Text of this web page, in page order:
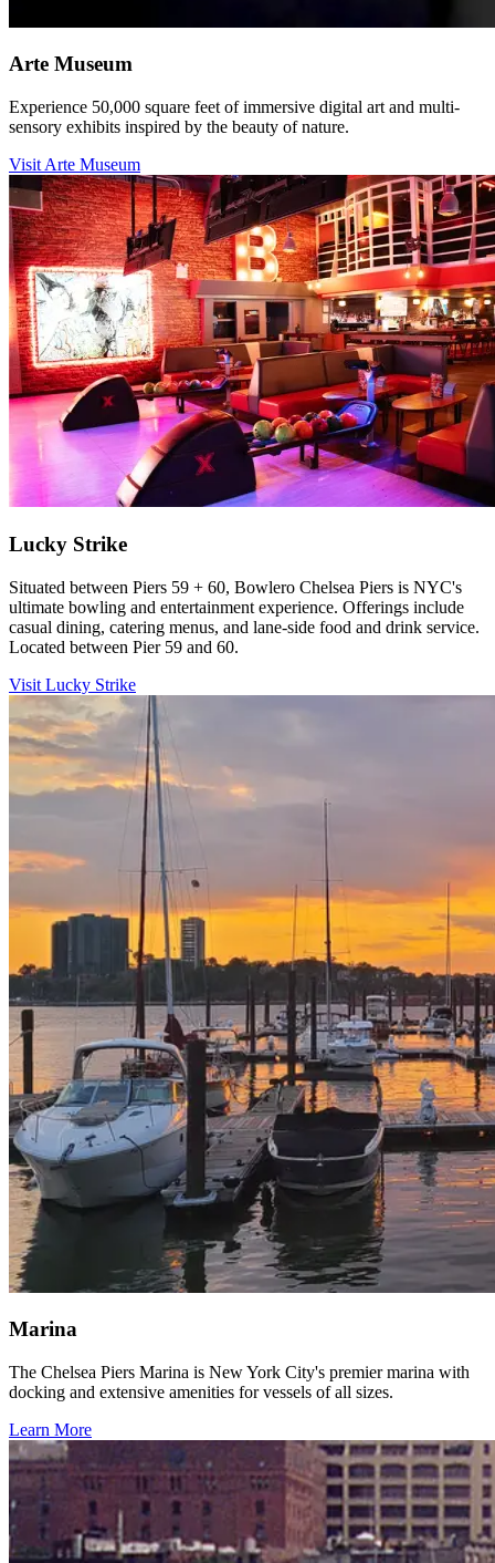
Arte Museum​​​​‌ ‍ ​‍​‍‌‍ ‌ ​‍‌‍‍‌‌‍‌ ‌‍‍‌‌‍ ‍​‍​‍​ ‍‍​‍​‍‌ ​ ‌‍​‌‌‍ ‍‌‍‍‌‌ ‌​‌ ‍‌​‍ ‍‌‍‍‌‌‍ ​‍​‍​‍ ​​‍​‍‌‍‍​‌ ​‍‌‍‌‌‌‍‌‍​‍​‍​ ‍‍​‍​‍‌‍‍​‌ ‌​‌ ‌​‌ ​​‌ ​ ​ ‍‍​‍ ​‍ ‌‍​ ‌‍‍​‌‍‌‌‌‍ ​‌ ​ ‌‍‌‌‌‍​‌‌ ​​‌‍‍‌‌‍‌‌‌ ​‍‌ ​ ​‍ ‍‌ ​ ‌‍​‌‌‍ ‍‌‍‍‌‌ ‌​‌ ‍‌​‍ ‍‌ ​ ‌ ‌​‌ ‌‌‌‍‌​‌‍‍‌‌‍ ​‍ ‌‍‍‌‌‍ ‍‌ ‌​‌‍‌‌‌‍ ‍‌ ‌​​‍ ‌‍‌‌‌‍‌​‌‍‍‌‌ ‌​​‍ ‌‍ ‌‌‍ ‌‍‌​‌‍‌‌​ ‌‌ ​​‌ ​‍‌‍‌‌‌ ​ ‌‍‌‌‌‍ ‍‌ ‌​‌‍​‌‌ ‌​‌‍‍‌‌‍ ‌‍ ‍​ ‍ ‌‍‍‌‌‍‌​​ ‌​ ​‍​ ‌‌‌‍​ ‌‍‌‌​ ‌​‌‍​‍‌‍​‍‌‍​‌​‍ ‌​ ‌​​ ​​‌‍​‍​ ‌‍​‍ ‌​ ‌​‌‍‌‍‌‍​‌​ ‍​​‍ ‌‌‍​‌‌‍​‌‌‍‌‌​ ‍‌​‍ ‌​ ‌​​ ‌‌​ ‌ ​ ‌‌​ ‍‌​ ‌‌​ ‍‌‌‍​ ‌‍​‍​ ‌ ‌‍‌​​ ​ ​ ‍ ‌ ‌​‌ ‍‌‌ ​​‌‍‌‌​ ‌‌ ​​‌‍​‌‌‍‌ ‌‍‌‌​ ‍ ‌ ​​‌‍​‌‌ ‌​‌‍‍​​ ‌‌ ​​‌‍​‌‌‍‌ ‌‍‌‌‌​​‍‌ ‌‌‌‍‍‌‌‍ ​‌‍‌​‌‍‌‌‌ ​‍​‍‌‌​ ‌‌‌​​‍‌‌ ‌‍‍ ‌‍‌‌‌ ‍‌​‍‌‌​ ​ ‌​‌​​‍‌‌​ ​ ‌​‌​​‍‌‌​ ​‍​ ​‍​ ‍​​ ​ ‌‍​‍‌‍​‌​ ‍​​ ​ ‌‍‌​​ ‌ ​ ‍​​ ‍​​ ‍​‌‍​‍​‍‌‌​ ​‍​ ​‍​‍‌‌​ ‌‌‌​‌​​‍ ‍‌‍​ ‌‍​‌‌ ​‍‌‍ ‌ ‌‌‌ ​ ‌‍‌‌‌‍ ​‌​‍‌‌ ‌​‌‍‌‌‌‍ ‌‌ ​ ​‍‌‌​ ‌‌‌​​‍‌‌ ‌‍‍ ‌‍‌‌‌ ‍‌​‍‌‌​ ​ ‌​‌​​‍‌‌​ ​ ‌​‌​​‍‌‌​ ​‍​ ​‍​ ​ ​ ​ ‌‍​‌‌‍‌​‌‍​‌​ ‌‍​ ​‌​ ‌​​ ‌ ​ ​‍​ ​‍​ ‌‌‌‍‌‍​ ‌‌​ ​ ​ ​‌​ ‌‍‌‍​‍​ ​‍‌‍‌‌‌‍​ ​ ​ ‌‍‌​​ ​​‌‍​‍​ ​‌‌‍‌‌‌‍‌​​ ​‍‌‍‌‍‌‍‌‍​ ​‍​‍‌‌​ ​‍​ ​‍​‍‌‌​ ‌‌‌​‌​​‍ ‍‌‍​ ‌‍​‌‌ ​‍‌‍‌​‌‌‌​‌‍‍‌‌ ‌​‌‍ ​‌‍‌‌​ ‌‍​‍‌‍​‌‌ ​ ‌‍‌‌‌‌‌‌‌ ​‍‌‍ ​​ ‌‌‍‍​‌ ‌​‌ ‌​‌ ​​‌ ​ ​‍‌‌​ ​ ‌​​‌​‍‌‌​ ​‍‌​‌‍​‍‌‌​ ​‍‌​‌‍‌‍​ ‌‍‍​‌‍‌‌‌‍ ​‌ ​ ‌‍‌‌‌‍​‌‌ ​​‌‍‍‌‌‍‌‌‌ ​‍‌ ​ ​‍ ‍‌ ​ ‌‍​‌‌‍ ‍‌‍‍‌‌ ‌​‌ ‍‌​‍ ‍‌ ​ ‌ ‌​‌ ‌‌‌‍‌​‌‍‍‌‌‍ ​‍‌‍‌‍‍‌‌‍‌​​ ‌​ ​‍​ ‌‌‌‍​ ‌‍‌‌​ ‌​‌‍​‍‌‍​‍‌‍​‌​‍ ‌​ ‌​​ ​​‌‍​‍​ ‌‍​‍ ‌​ ‌​‌‍‌‍‌‍​‌​ ‍​​‍ ‌‌‍​‌‌‍​‌‌‍‌‌​ ‍‌​‍ ‌​ ‌​​ ‌‌​ ‌ ​ ‌‌​ ‍‌​ ‌‌​ ‍‌‌‍​ ‌‍​‍​ ‌ ‌‍‌​​ ​ ​‍‌‍‌ ‌​‌ ‍‌‌ ​​‌‍‌‌​ ‌‌ ​​‌‍​‌‌‍‌ ‌‍‌‌​‍‌‍‌ ​​‌‍​‌‌ ‌​‌‍‍​​ ‌‌ ​​‌‍​‌‌‍‌ ‌‍‌‌‌​​‍‌ ‌‌‌‍‍‌‌‍ ​‌‍‌​‌‍‌‌‌ ​‍​‍‌‌​ ‌‌‌​​‍‌‌ ‌‍‍ ‌‍‌‌‌ ‍‌​‍‌‌​ ​ ‌​‌​​‍‌‌​ ​ ‌​‌​​‍‌‌​ ​‍​ ​‍​ ‍​​ ​ ‌‍​‍‌‍​‌​ ‍​​ ​ ‌‍‌​​ ‌ ​ ‍​​ ‍​​ ‍​‌‍​‍​‍‌‌​ ​‍​ ​‍​‍‌‌​ ‌‌‌​‌​​‍ ‍‌‍​ ‌‍​‌‌ ​‍‌‍ ‌ ‌‌‌ ​ ‌‍‌‌‌‍ ​‌​‍‌‌ ‌​‌‍‌‌‌‍ ‌‌ ​ ​‍‌‌​ ‌‌‌​​‍‌‌ ‌‍‍ ‌‍‌‌‌ ‍‌​‍‌‌​ ​ ‌​‌​​‍‌‌​ ​ ‌​‌​​‍‌‌​ ​‍​ ​‍​ ​ ​ ​ ‌‍​‌‌‍‌​‌‍​‌​ ‌‍​ ​‌​ ‌​​ ‌ ​ ​‍​ ​‍​ ‌‌‌‍‌‍​ ‌‌​ ​ ​ ​‌​ ‌‍‌‍​‍​ ​‍‌‍‌‌‌‍​ ​ ​ ‌‍‌​​ ​​‌‍​‍​ ​‌‌‍‌‌‌‍‌​​ ​‍‌‍‌‍‌‍‌‍​ ​‍​‍‌‌​ ​‍​ ​‍​‍‌‌​ ‌‌‌​‌​​‍ ‍‌‍​ ‌‍​‌‌ ​‍‌‍‌​‌‌‌​‌‍‍‌‌ ‌​‌‍ ​‌‍‌‌​‍‌‍‌ ​​‌‍‌‌‌ ​‍‌ ​ ‌ ​​‌‍‌‌‌‍​ ‌ ‌​‌‍‍‌‌ ‌‍‌‍‌‌​ ‌‌ ​​‌ ‌‌‌‍​‍‌‍ ​‌‍‍‌‌ ​ ‌‍‍​‌‍‌‌‌‍‌​​‍​‍‌ ‌
Experience 50,000 square feet of immersive digital art and multi-
sensory exhibits inspired by the beauty of nature.​​​​‌ ‍ ​‍​‍‌‍ ‌ ​‍‌‍‍‌‌‍‌ ‌‍‍‌‌‍ ‍​‍​‍​ ‍‍​‍​‍‌ ​ ‌‍​‌‌‍ ‍‌‍‍‌‌ ‌​‌ ‍‌​‍ ‍‌‍‍‌‌‍ ​‍​‍​‍ ​​‍​‍‌‍‍​‌ ​‍‌‍‌‌‌‍‌‍​‍​‍​ ‍‍​‍​‍‌‍‍​‌ ‌​‌ ‌​‌ ​​‌ ​ ​ ‍‍​‍ ​‍ ‌‍​ ‌‍‍​‌‍‌‌‌‍ ​‌ ​ ‌‍‌‌‌‍​‌‌ ​​‌‍‍‌‌‍‌‌‌ ​‍‌ ​ ​‍ ‍‌ ​ ‌‍​‌‌‍ ‍‌‍‍‌‌ ‌​‌ ‍‌​‍ ‍‌ ​ ‌ ‌​‌ ‌‌‌‍‌​‌‍‍‌‌‍ ​‍ ‌‍‍‌‌‍ ‍‌ ‌​‌‍‌‌‌‍ ‍‌ ‌​​‍ ‌‍‌‌‌‍‌​‌‍‍‌‌ ‌​​‍ ‌‍ ‌‌‍ ‌‍‌​‌‍‌‌​ ‌‌ ​​‌ ​‍‌‍‌‌‌ ​ ‌‍‌‌‌‍ ‍‌ ‌​‌‍​‌‌ ‌​‌‍‍‌‌‍ ‌‍ ‍​ ‍ ‌‍‍‌‌‍‌​​ ‌​ ​‍​ ‌‌‌‍​ ‌‍‌‌​ ‌​‌‍​‍‌‍​‍‌‍​‌​‍ ‌​ ‌​​ ​​‌‍​‍​ ‌‍​‍ ‌​ ‌​‌‍‌‍‌‍​‌​ ‍​​‍ ‌‌‍​‌‌‍​‌‌‍‌‌​ ‍‌​‍ ‌​ ‌​​ ‌‌​ ‌ ​ ‌‌​ ‍‌​ ‌‌​ ‍‌‌‍​ ‌‍​‍​ ‌ ‌‍‌​​ ​ ​ ‍ ‌ ‌​‌ ‍‌‌ ​​‌‍‌‌​ ‌‌ ​​‌‍​‌‌‍‌ ‌‍‌‌​ ‍ ‌ ​​‌‍​‌‌ ‌​‌‍‍​​ ‌‌ ​​‌‍​‌‌‍‌ ‌‍‌‌‌​​‍‌ ‌‌‌‍‍‌‌‍ ​‌‍‌​‌‍‌‌‌ ​‍​‍‌‌​ ‌‌‌​​‍‌‌ ‌‍‍ ‌‍‌‌‌ ‍‌​‍‌‌​ ​ ‌​‌​​‍‌‌​ ​ ‌​‌​​‍‌‌​ ​‍​ ​‍​ ‍​​ ​ ‌‍​‍‌‍​‌​ ‍​​ ​ ‌‍‌​​ ‌ ​ ‍​​ ‍​​ ‍​‌‍​‍​‍‌‌​ ​‍​ ​‍​‍‌‌​ ‌‌‌​‌​​‍ ‍‌‍​ ‌‍​‌‌ ​‍‌‍ ‌ ‌‌‌ ​ ‌‍‌‌‌‍ ​‌​‍‌‌ ‌​‌‍‌‌‌‍ ‌‌ ​ ​‍‌‌​ ‌‌‌​​‍‌‌ ‌‍‍ ‌‍‌‌‌ ‍‌​‍‌‌​ ​ ‌​‌​​‍‌‌​ ​ ‌​‌​​‍‌‌​ ​‍​ ​‍​ ​ ​ ​ ‌‍​‌‌‍‌​‌‍​‌​ ‌‍​ ​‌​ ‌​​ ‌ ​ ​‍​ ​‍​ ‌‌‌‍‌‍​ ‌‌​ ​ ​ ​‌​ ‌‍‌‍​‍​ ​‍‌‍‌‌‌‍​ ​ ​ ‌‍‌​​ ​​‌‍​‍​ ​‌‌‍‌‌‌‍‌​​ ​‍‌‍‌‍‌‍‌‍​ ​‍​‍‌‌​ ​‍​ ​‍​‍‌‌​ ‌‌‌​‌​​‍ ‍‌‍​ ‌‍​‌‌ ​‍‌‍‌​‌​‌​‌‍‌‌‌ ​ ‌‍​ ‌ ​‍‌‍‍‌‌ ​​‌ ‌​‌‍‍‌‌‍ ‌‍ ‍​ ‌‍​‍‌‍​‌‌ ​ ‌‍‌‌‌‌‌‌‌ ​‍‌‍ ​​ ‌‌‍‍​‌ ‌​‌ ‌​‌ ​​‌ ​ ​‍‌‌​ ​ ‌​​‌​‍‌‌​ ​‍‌​‌‍​‍‌‌​ ​‍‌​‌‍‌‍​ ‌‍‍​‌‍‌‌‌‍ ​‌ ​ ‌‍‌‌‌‍​‌‌ ​​‌‍‍‌‌‍‌‌‌ ​‍‌ ​ ​‍ ‍‌ ​ ‌‍​‌‌‍ ‍‌‍‍‌‌ ‌​‌ ‍‌​‍ ‍‌ ​ ‌ ‌​‌ ‌‌‌‍‌​‌‍‍‌‌‍ ​‍‌‍‌‍‍‌‌‍‌​​ ‌​ ​‍​ ‌‌‌‍​ ‌‍‌‌​ ‌​‌‍​‍‌‍​‍‌‍​‌​‍ ‌​ ‌​​ ​​‌‍​‍​ ‌‍​‍ ‌​ ‌​‌‍‌‍‌‍​‌​ ‍​​‍ ‌‌‍​‌‌‍​‌‌‍‌‌​ ‍‌​‍ ‌​ ‌​​ ‌‌​ ‌ ​ ‌‌​ ‍‌​ ‌‌​ ‍‌‌‍​ ‌‍​‍​ ‌ ‌‍‌​​ ​ ​‍‌‍‌ ‌​‌ ‍‌‌ ​​‌‍‌‌​ ‌‌ ​​‌‍​‌‌‍‌ ‌‍‌‌​‍‌‍‌ ​​‌‍​‌‌ ‌​‌‍‍​​ ‌‌ ​​‌‍​‌‌‍‌ ‌‍‌‌‌​​‍‌ ‌‌‌‍‍‌‌‍ ​‌‍‌​‌‍‌‌‌ ​‍​‍‌‌​ ‌‌‌​​‍‌‌ ‌‍‍ ‌‍‌‌‌ ‍‌​‍‌‌​ ​ ‌​‌​​‍‌‌​ ​ ‌​‌​​‍‌‌​ ​‍​ ​‍​ ‍​​ ​ ‌‍​‍‌‍​‌​ ‍​​ ​ ‌‍‌​​ ‌ ​ ‍​​ ‍​​ ‍​‌‍​‍​‍‌‌​ ​‍​ ​‍​‍‌‌​ ‌‌‌​‌​​‍ ‍‌‍​ ‌‍​‌‌ ​‍‌‍ ‌ ‌‌‌ ​ ‌‍‌‌‌‍ ​‌​‍‌‌ ‌​‌‍‌‌‌‍ ‌‌ ​ ​‍‌‌​ ‌‌‌​​‍‌‌ ‌‍‍ ‌‍‌‌‌ ‍‌​‍‌‌​ ​ ‌​‌​​‍‌‌​ ​ ‌​‌​​‍‌‌​ ​‍​ ​‍​ ​ ​ ​ ‌‍​‌‌‍‌​‌‍​‌​ ‌‍​ ​‌​ ‌​​ ‌ ​ ​‍​ ​‍​ ‌‌‌‍‌‍​ ‌‌​ ​ ​ ​‌​ ‌‍‌‍​‍​ ​‍‌‍‌‌‌‍​ ​ ​ ‌‍‌​​ ​​‌‍​‍​ ​‌‌‍‌‌‌‍‌​​ ​‍‌‍‌‍‌‍‌‍​ ​‍​‍‌‌​ ​‍​ ​‍​‍‌‌​ ‌‌‌​‌​​‍ ‍‌‍​ ‌‍​‌‌ ​‍‌‍‌​‌​‌​‌‍‌‌‌ ​ ‌‍​ ‌ ​‍‌‍‍‌‌ ​​‌ ‌​‌‍‍‌‌‍ ‌‍ ‍​‍‌‍‌ ​​‌‍‌‌‌ ​‍‌ ​ ‌ ​​‌‍‌‌‌‍​ ‌ ‌​‌‍‍‌‌ ‌‍‌‍‌‌​ ‌‌ ​​‌ ‌‌‌‍​‍‌‍ ​‌‍‍‌‌ ​ ‌‍‍​‌‍‌‌‌‍‌​​‍​‍‌ ‌
Visit Arte Museum​​​​‌ ‍ ​‍​‍‌‍ ‌ ​‍‌‍‍‌‌‍‌ ‌‍‍‌‌‍ ‍​‍​‍​ ‍‍​‍​‍‌ ​ ‌‍​‌‌‍ ‍‌‍‍‌‌ ‌​‌ ‍‌​‍ ‍‌‍‍‌‌‍ ​‍​‍​‍ ​​‍​‍‌‍‍​‌ ​‍‌‍‌‌‌‍‌‍​‍​‍​ ‍‍​‍​‍‌‍‍​‌ ‌​‌ ‌​‌ ​​‌ ​ ​ ‍‍​‍ ​‍ ‌‍​ ‌‍‍​‌‍‌‌‌‍ ​‌ ​ ‌‍‌‌‌‍​‌‌ ​​‌‍‍‌‌‍‌‌‌ ​‍‌ ​ ​‍ ‍‌ ​ ‌‍​‌‌‍ ‍‌‍‍‌‌ ‌​‌ ‍‌​‍ ‍‌ ​ ‌ ‌​‌ ‌‌‌‍‌​‌‍‍‌‌‍ ​‍ ‌‍‍‌‌‍ ‍‌ ‌​‌‍‌‌‌‍ ‍‌ ‌​​‍ ‌‍‌‌‌‍‌​‌‍‍‌‌ ‌​​‍ ‌‍ ‌‌‍ ‌‍‌​‌‍‌‌​ ‌‌ ​​‌ ​‍‌‍‌‌‌ ​ ‌‍‌‌‌‍ ‍‌ ‌​‌‍​‌‌ ‌​‌‍‍‌‌‍ ‌‍ ‍​ ‍ ‌‍‍‌‌‍‌​​ ‌​ ​‍​ ‌‌‌‍​ ‌‍‌‌​ ‌​‌‍​‍‌‍​‍‌‍​‌​‍ ‌​ ‌​​ ​​‌‍​‍​ ‌‍​‍ ‌​ ‌​‌‍‌‍‌‍​‌​ ‍​​‍ ‌‌‍​‌‌‍​‌‌‍‌‌​ ‍‌​‍ ‌​ ‌​​ ‌‌​ ‌ ​ ‌‌​ ‍‌​ ‌‌​ ‍‌‌‍​ ‌‍​‍​ ‌ ‌‍‌​​ ​ ​ ‍ ‌ ‌​‌ ‍‌‌ ​​‌‍‌‌​ ‌‌ ​​‌‍​‌‌‍‌ ‌‍‌‌​ ‍ ‌ ​​‌‍​‌‌ ‌​‌‍‍​​ ‌‌ ​​‌‍​‌‌‍‌ ‌‍‌‌‌​​‍‌ ‌‌‌‍‍‌‌‍ ​‌‍‌​‌‍‌‌‌ ​‍​‍‌‌​ ‌‌‌​​‍‌‌ ‌‍‍ ‌‍‌‌‌ ‍‌​‍‌‌​ ​ ‌​‌​​‍‌‌​ ​ ‌​‌​​‍‌‌​ ​‍​ ​‍​ ‍​​ ​ ‌‍​‍‌‍​‌​ ‍​​ ​ ‌‍‌​​ ‌ ​ ‍​​ ‍​​ ‍​‌‍​‍​‍‌‌​ ​‍​ ​‍​‍‌‌​ ‌‌‌​‌​​‍ ‍‌‍​ ‌‍​‌‌ ​‍‌‍ ‌ ‌‌‌ ​ ‌‍‌‌‌‍ ​‌​‍‌‌ ‌​‌‍‌‌‌‍ ‌‌ ​ ​‍‌‌​ ‌‌‌​​‍‌‌ ‌‍‍ ‌‍‌‌‌ ‍‌​‍‌‌​ ​ ‌​‌​​‍‌‌​ ​ ‌​‌​​‍‌‌​ ​‍​ ​‍​ ​ ​ ​ ‌‍​‌‌‍‌​‌‍​‌​ ‌‍​ ​‌​ ‌​​ ‌ ​ ​‍​ ​‍​ ‌‌‌‍‌‍​ ‌‌​ ​ ​ ​‌​ ‌‍‌‍​‍​ ​‍‌‍‌‌‌‍​ ​ ​ ‌‍‌​​ ​​‌‍​‍​ ​‌‌‍‌‌‌‍‌​​ ​‍‌‍‌‍‌‍‌‍​ ​‍​‍‌‌​ ​‍​ ​‍​‍‌‌​ ‌‌‌​‌​​‍ ‍‌‍​‍‌ ‌‌‌ ‌​‌ ‌​‌‍ ‌‍ ‍‌ ​ ​‍‌‌​ ‌‌‌​​‍‌‌ ‌‍‍ ‌‍‌‌‌ ‍‌​‍‌‌​ ​ ‌​‌​​‍‌‌​ ​ ‌​‌​​‍‌‌​ ​‍​ ​‍‌‍​‍‌‍‌‍​ ‍​‌‍​ ​ ​ ​ ‌​‌‍​‌​ ​ ‌‍​‍​ ​‌​ ‌ ​ ‌‍​‍‌‌​ ​‍​ ​‍​‍‌‌​ ‌‌‌​‌​​‍ ‍‌ ‌​‌‍‌‌‌ ‍​‌ ‌​​ ‌‍​‍‌‍​‌‌ ​ ‌‍‌‌‌‌‌‌‌ ​‍‌‍ ​​ ‌‌‍‍​‌ ‌​‌ ‌​‌ ​​‌ ​ ​‍‌‌​ ​ ‌​​‌​‍‌‌​ ​‍‌​‌‍​‍‌‌​ ​‍‌​‌‍‌‍​ ‌‍‍​‌‍‌‌‌‍ ​‌ ​ ‌‍‌‌‌‍​‌‌ ​​‌‍‍‌‌‍‌‌‌ ​‍‌ ​ ​‍ ‍‌ ​ ‌‍​‌‌‍ ‍‌‍‍‌‌ ‌​‌ ‍‌​‍ ‍‌ ​ ‌ ‌​‌ ‌‌‌‍‌​‌‍‍‌‌‍ ​‍‌‍‌‍‍‌‌‍‌​​ ‌​ ​‍​ ‌‌‌‍​ ‌‍‌‌​ ‌​‌‍​‍‌‍​‍‌‍​‌​‍ ‌​ ‌​​ ​​‌‍​‍​ ‌‍​‍ ‌​ ‌​‌‍‌‍‌‍​‌​ ‍​​‍ ‌‌‍​‌‌‍​‌‌‍‌‌​ ‍‌​‍ ‌​ ‌​​ ‌‌​ ‌ ​ ‌‌​ ‍‌​ ‌‌​ ‍‌‌‍​ ‌‍​‍​ ‌ ‌‍‌​​ ​ ​‍‌‍‌ ‌​‌ ‍‌‌ ​​‌‍‌‌​ ‌‌ ​​‌‍​‌‌‍‌ ‌‍‌‌​‍‌‍‌ ​​‌‍​‌‌ ‌​‌‍‍​​ ‌‌ ​​‌‍​‌‌‍‌ ‌‍‌‌‌​​‍‌ ‌‌‌‍‍‌‌‍ ​‌‍‌​‌‍‌‌‌ ​‍​‍‌‌​ ‌‌‌​​‍‌‌ ‌‍‍ ‌‍‌‌‌ ‍‌​‍‌‌​ ​ ‌​‌​​‍‌‌​ ​ ‌​‌​​‍‌‌​ ​‍​ ​‍​ ‍​​ ​ ‌‍​‍‌‍​‌​ ‍​​ ​ ‌‍‌​​ ‌ ​ ‍​​ ‍​​ ‍​‌‍​‍​‍‌‌​ ​‍​ ​‍​‍‌‌​ ‌‌‌​‌​​‍ ‍‌‍​ ‌‍​‌‌ ​‍‌‍ ‌ ‌‌‌ ​ ‌‍‌‌‌‍ ​‌​‍‌‌ ‌​‌‍‌‌‌‍ ‌‌ ​ ​‍‌‌​ ‌‌‌​​‍‌‌ ‌‍‍ ‌‍‌‌‌ ‍‌​‍‌‌​ ​ ‌​‌​​‍‌‌​ ​ ‌​‌​​‍‌‌​ ​‍​ ​‍​ ​ ​ ​ ‌‍​‌‌‍‌​‌‍​‌​ ‌‍​ ​‌​ ‌​​ ‌ ​ ​‍​ ​‍​ ‌‌‌‍‌‍​ ‌‌​ ​ ​ ​‌​ ‌‍‌‍​‍​ ​‍‌‍‌‌‌‍​ ​ ​ ‌‍‌​​ ​​‌‍​‍​ ​‌‌‍‌‌‌‍‌​​ ​‍‌‍‌‍‌‍‌‍​ ​‍​‍‌‌​ ​‍​ ​‍​‍‌‌​ ‌‌‌​‌​​‍ ‍‌‍​‍‌ ‌‌‌ ‌​‌ ‌​‌‍ ‌‍ ‍‌ ​ ​‍‌‌​ ‌‌‌​​‍‌‌ ‌‍‍ ‌‍‌‌‌ ‍‌​‍‌‌​ ​ ‌​‌​​‍‌‌​ ​ ‌​‌​​‍‌‌​ ​‍​ ​‍‌‍​‍‌‍‌‍​ ‍​‌‍​ ​ ​ ​ ‌​‌‍​‌​ ​ ‌‍​‍​ ​‌​ ‌ ​ ‌‍​‍‌‌​ ​‍​ ​‍​‍‌‌​ ‌‌‌​‌​​‍ ‍‌ ‌​‌‍‌‌‌ ‍​‌ ‌​​‍‌‍‌ ​​‌‍‌‌‌ ​‍‌ ​ ‌ ​​‌‍‌‌‌‍​ ‌ ‌​‌‍‍‌‌ ‌‍‌‍‌‌​ ‌‌ ​​‌ ‌‌‌‍​‍‌‍ ​‌‍‍‌‌ ​ ‌‍‍​‌‍‌‌‌‍‌​​‍​‍‌ ‌
Lucky Strike​​​​‌ ‍ ​‍​‍‌‍ ‌ ​‍‌‍‍‌‌‍‌ ‌‍‍‌‌‍ ‍​‍​‍​ ‍‍​‍​‍‌ ​ ‌‍​‌‌‍ ‍‌‍‍‌‌ ‌​‌ ‍‌​‍ ‍‌‍‍‌‌‍ ​‍​‍​‍ ​​‍​‍‌‍‍​‌ ​‍‌‍‌‌‌‍‌‍​‍​‍​ ‍‍​‍​‍‌‍‍​‌ ‌​‌ ‌​‌ ​​‌ ​ ​ ‍‍​‍ ​‍ ‌‍​ ‌‍‍​‌‍‌‌‌‍ ​‌ ​ ‌‍‌‌‌‍​‌‌ ​​‌‍‍‌‌‍‌‌‌ ​‍‌ ​ ​‍ ‍‌ ​ ‌‍​‌‌‍ ‍‌‍‍‌‌ ‌​‌ ‍‌​‍ ‍‌ ​ ‌ ‌​‌ ‌‌‌‍‌​‌‍‍‌‌‍ ​‍ ‌‍‍‌‌‍ ‍‌ ‌​‌‍‌‌‌‍ ‍‌ ‌​​‍ ‌‍‌‌‌‍‌​‌‍‍‌‌ ‌​​‍ ‌‍ ‌‌‍ ‌‍‌​‌‍‌‌​ ‌‌ ​​‌ ​‍‌‍‌‌‌ ​ ‌‍‌‌‌‍ ‍‌ ‌​‌‍​‌‌ ‌​‌‍‍‌‌‍ ‌‍ ‍​ ‍ ‌‍‍‌‌‍‌​​ ‌​ ​‍​ ‌‌‌‍​ ‌‍‌‌​ ‌​‌‍​‍‌‍​‍‌‍​‌​‍ ‌​ ‌​​ ​​‌‍​‍​ ‌‍​‍ ‌​ ‌​‌‍‌‍‌‍​‌​ ‍​​‍ ‌‌‍​‌‌‍​‌‌‍‌‌​ ‍‌​‍ ‌​ ‌​​ ‌‌​ ‌ ​ ‌‌​ ‍‌​ ‌‌​ ‍‌‌‍​ ‌‍​‍​ ‌ ‌‍‌​​ ​ ​ ‍ ‌ ‌​‌ ‍‌‌ ​​‌‍‌‌​ ‌‌ ​​‌‍​‌‌‍‌ ‌‍‌‌​ ‍ ‌ ​​‌‍​‌‌ ‌​‌‍‍​​ ‌‌ ​​‌‍​‌‌‍‌ ‌‍‌‌‌​​‍‌ ‌‌‌‍‍‌‌‍ ​‌‍‌​‌‍‌‌‌ ​‍​‍‌‌​ ‌‌‌​​‍‌‌ ‌‍‍ ‌‍‌‌‌ ‍‌​‍‌‌​ ​ ‌​‌​​‍‌‌​ ​ ‌​‌​​‍‌‌​ ​‍​ ​‍​ ‍​​ ​ ‌‍​‍‌‍​‌​ ‍​​ ​ ‌‍‌​​ ‌ ​ ‍​​ ‍​​ ‍​‌‍​‍​‍‌‌​ ​‍​ ​‍​‍‌‌​ ‌‌‌​‌​​‍ ‍‌‍​ ‌‍​‌‌ ​‍‌‍ ‌ ‌‌‌ ​ ‌‍‌‌‌‍ ​‌​‍‌‌ ‌​‌‍‌‌‌‍ ‌‌ ​ ​‍‌‌​ ‌‌‌​​‍‌‌ ‌‍‍ ‌‍‌‌‌ ‍‌​‍‌‌​ ​ ‌​‌​​‍‌‌​ ​ ‌​‌​​‍‌‌​ ​‍​ ​‍​ ‌​​ ‌​‌‍‌​‌‍‌​​ ‌‌‌‍‌‍​ ​‌​ ​‍​ ‌‍​ ​‌‌‍​‍‌‍‌‌​ ‌ ‌‍‌‌​ ‌ ​ ‌ ‌‍‌‌​ ​‌​ ​‌​ ​‍​ ‌‌​ ‍​‌‍​‌‌‍‌‍‌‍​‍​ ‌ ​ ‌‍‌‍‌​​ ‍​​ ​‌​ ‍​​ ‍‌​‍‌‌​ ​‍​ ​‍​‍‌‌​ ‌‌‌​‌​​‍ ‍‌‍​ ‌‍​‌‌ ​‍‌‍‌​‌‌‌​‌‍‍‌‌ ‌​‌‍ ​‌‍‌‌​ ‌‍​‍‌‍​‌‌ ​ ‌‍‌‌‌‌‌‌‌ ​‍‌‍ ​​ ‌‌‍‍​‌ ‌​‌ ‌​‌ ​​‌ ​ ​‍‌‌​ ​ ‌​​‌​‍‌‌​ ​‍‌​‌‍​‍‌‌​ ​‍‌​‌‍‌‍​ ‌‍‍​‌‍‌‌‌‍ ​‌ ​ ‌‍‌‌‌‍​‌‌ ​​‌‍‍‌‌‍‌‌‌ ​‍‌ ​ ​‍ ‍‌ ​ ‌‍​‌‌‍ ‍‌‍‍‌‌ ‌​‌ ‍‌​‍ ‍‌ ​ ‌ ‌​‌ ‌‌‌‍‌​‌‍‍‌‌‍ ​‍‌‍‌‍‍‌‌‍‌​​ ‌​ ​‍​ ‌‌‌‍​ ‌‍‌‌​ ‌​‌‍​‍‌‍​‍‌‍​‌​‍ ‌​ ‌​​ ​​‌‍​‍​ ‌‍​‍ ‌​ ‌​‌‍‌‍‌‍​‌​ ‍​​‍ ‌‌‍​‌‌‍​‌‌‍‌‌​ ‍‌​‍ ‌​ ‌​​ ‌‌​ ‌ ​ ‌‌​ ‍‌​ ‌‌​ ‍‌‌‍​ ‌‍​‍​ ‌ ‌‍‌​​ ​ ​‍‌‍‌ ‌​‌ ‍‌‌ ​​‌‍‌‌​ ‌‌ ​​‌‍​‌‌‍‌ ‌‍‌‌​‍‌‍‌ ​​‌‍​‌‌ ‌​‌‍‍​​ ‌‌ ​​‌‍​‌‌‍‌ ‌‍‌‌‌​​‍‌ ‌‌‌‍‍‌‌‍ ​‌‍‌​‌‍‌‌‌ ​‍​‍‌‌​ ‌‌‌​​‍‌‌ ‌‍‍ ‌‍‌‌‌ ‍‌​‍‌‌​ ​ ‌​‌​​‍‌‌​ ​ ‌​‌​​‍‌‌​ ​‍​ ​‍​ ‍​​ ​ ‌‍​‍‌‍​‌​ ‍​​ ​ ‌‍‌​​ ‌ ​ ‍​​ ‍​​ ‍​‌‍​‍​‍‌‌​ ​‍​ ​‍​‍‌‌​ ‌‌‌​‌​​‍ ‍‌‍​ ‌‍​‌‌ ​‍‌‍ ‌ ‌‌‌ ​ ‌‍‌‌‌‍ ​‌​‍‌‌ ‌​‌‍‌‌‌‍ ‌‌ ​ ​‍‌‌​ ‌‌‌​​‍‌‌ ‌‍‍ ‌‍‌‌‌ ‍‌​‍‌‌​ ​ ‌​‌​​‍‌‌​ ​ ‌​‌​​‍‌‌​ ​‍​ ​‍​ ‌​​ ‌​‌‍‌​‌‍‌​​ ‌‌‌‍‌‍​ ​‌​ ​‍​ ‌‍​ ​‌‌‍​‍‌‍‌‌​ ‌ ‌‍‌‌​ ‌ ​ ‌ ‌‍‌‌​ ​‌​ ​‌​ ​‍​ ‌‌​ ‍​‌‍​‌‌‍‌‍‌‍​‍​ ‌ ​ ‌‍‌‍‌​​ ‍​​ ​‌​ ‍​​ ‍‌​‍‌‌​ ​‍​ ​‍​‍‌‌​ ‌‌‌​‌​​‍ ‍‌‍​ ‌‍​‌‌ ​‍‌‍‌​‌‌‌​‌‍‍‌‌ ‌​‌‍ ​‌‍‌‌​‍‌‍‌ ​​‌‍‌‌‌ ​‍‌ ​ ‌ ​​‌‍‌‌‌‍​ ‌ ‌​‌‍‍‌‌ ‌‍‌‍‌‌​ ‌‌ ​​‌ ‌‌‌‍​‍‌‍ ​‌‍‍‌‌ ​ ‌‍‍​‌‍‌‌‌‍‌​​‍​‍‌ ‌
Situated between Piers 59 + 60, Bowlero Chelsea Piers is NYC's
ultimate bowling and entertainment experience. Offerings include
casual dining, catering menus, and lane-side food and drink service.
Located between Pier 59 and 60.​​​​‌ ‍ ​‍​‍‌‍ ‌ ​‍‌‍‍‌‌‍‌ ‌‍‍‌‌‍ ‍​‍​‍​ ‍‍​‍​‍‌ ​ ‌‍​‌‌‍ ‍‌‍‍‌‌ ‌​‌ ‍‌​‍ ‍‌‍‍‌‌‍ ​‍​‍​‍ ​​‍​‍‌‍‍​‌ ​‍‌‍‌‌‌‍‌‍​‍​‍​ ‍‍​‍​‍‌‍‍​‌ ‌​‌ ‌​‌ ​​‌ ​ ​ ‍‍​‍ ​‍ ‌‍​ ‌‍‍​‌‍‌‌‌‍ ​‌ ​ ‌‍‌‌‌‍​‌‌ ​​‌‍‍‌‌‍‌‌‌ ​‍‌ ​ ​‍ ‍‌ ​ ‌‍​‌‌‍ ‍‌‍‍‌‌ ‌​‌ ‍‌​‍ ‍‌ ​ ‌ ‌​‌ ‌‌‌‍‌​‌‍‍‌‌‍ ​‍ ‌‍‍‌‌‍ ‍‌ ‌​‌‍‌‌‌‍ ‍‌ ‌​​‍ ‌‍‌‌‌‍‌​‌‍‍‌‌ ‌​​‍ ‌‍ ‌‌‍ ‌‍‌​‌‍‌‌​ ‌‌ ​​‌ ​‍‌‍‌‌‌ ​ ‌‍‌‌‌‍ ‍‌ ‌​‌‍​‌‌ ‌​‌‍‍‌‌‍ ‌‍ ‍​ ‍ ‌‍‍‌‌‍‌​​ ‌​ ​‍​ ‌‌‌‍​ ‌‍‌‌​ ‌​‌‍​‍‌‍​‍‌‍​‌​‍ ‌​ ‌​​ ​​‌‍​‍​ ‌‍​‍ ‌​ ‌​‌‍‌‍‌‍​‌​ ‍​​‍ ‌‌‍​‌‌‍​‌‌‍‌‌​ ‍‌​‍ ‌​ ‌​​ ‌‌​ ‌ ​ ‌‌​ ‍‌​ ‌‌​ ‍‌‌‍​ ‌‍​‍​ ‌ ‌‍‌​​ ​ ​ ‍ ‌ ‌​‌ ‍‌‌ ​​‌‍‌‌​ ‌‌ ​​‌‍​‌‌‍‌ ‌‍‌‌​ ‍ ‌ ​​‌‍​‌‌ ‌​‌‍‍​​ ‌‌ ​​‌‍​‌‌‍‌ ‌‍‌‌‌​​‍‌ ‌‌‌‍‍‌‌‍ ​‌‍‌​‌‍‌‌‌ ​‍​‍‌‌​ ‌‌‌​​‍‌‌ ‌‍‍ ‌‍‌‌‌ ‍‌​‍‌‌​ ​ ‌​‌​​‍‌‌​ ​ ‌​‌​​‍‌‌​ ​‍​ ​‍​ ‍​​ ​ ‌‍​‍‌‍​‌​ ‍​​ ​ ‌‍‌​​ ‌ ​ ‍​​ ‍​​ ‍​‌‍​‍​‍‌‌​ ​‍​ ​‍​‍‌‌​ ‌‌‌​‌​​‍ ‍‌‍​ ‌‍​‌‌ ​‍‌‍ ‌ ‌‌‌ ​ ‌‍‌‌‌‍ ​‌​‍‌‌ ‌​‌‍‌‌‌‍ ‌‌ ​ ​‍‌‌​ ‌‌‌​​‍‌‌ ‌‍‍ ‌‍‌‌‌ ‍‌​‍‌‌​ ​ ‌​‌​​‍‌‌​ ​ ‌​‌​​‍‌‌​ ​‍​ ​‍​ ‌​​ ‌​‌‍‌​‌‍‌​​ ‌‌‌‍‌‍​ ​‌​ ​‍​ ‌‍​ ​‌‌‍​‍‌‍‌‌​ ‌ ‌‍‌‌​ ‌ ​ ‌ ‌‍‌‌​ ​‌​ ​‌​ ​‍​ ‌‌​ ‍​‌‍​‌‌‍‌‍‌‍​‍​ ‌ ​ ‌‍‌‍‌​​ ‍​​ ​‌​ ‍​​ ‍‌​‍‌‌​ ​‍​ ​‍​‍‌‌​ ‌‌‌​‌​​‍ ‍‌‍​ ‌‍​‌‌ ​‍‌‍‌​‌​‌​‌‍‌‌‌ ​ ‌‍​ ‌ ​‍‌‍‍‌‌ ​​‌ ‌​‌‍‍‌‌‍ ‌‍ ‍​ ‌‍​‍‌‍​‌‌ ​ ‌‍‌‌‌‌‌‌‌ ​‍‌‍ ​​ ‌‌‍‍​‌ ‌​‌ ‌​‌ ​​‌ ​ ​‍‌‌​ ​ ‌​​‌​‍‌‌​ ​‍‌​‌‍​‍‌‌​ ​‍‌​‌‍‌‍​ ‌‍‍​‌‍‌‌‌‍ ​‌ ​ ‌‍‌‌‌‍​‌‌ ​​‌‍‍‌‌‍‌‌‌ ​‍‌ ​ ​‍ ‍‌ ​ ‌‍​‌‌‍ ‍‌‍‍‌‌ ‌​‌ ‍‌​‍ ‍‌ ​ ‌ ‌​‌ ‌‌‌‍‌​‌‍‍‌‌‍ ​‍‌‍‌‍‍‌‌‍‌​​ ‌​ ​‍​ ‌‌‌‍​ ‌‍‌‌​ ‌​‌‍​‍‌‍​‍‌‍​‌​‍ ‌​ ‌​​ ​​‌‍​‍​ ‌‍​‍ ‌​ ‌​‌‍‌‍‌‍​‌​ ‍​​‍ ‌‌‍​‌‌‍​‌‌‍‌‌​ ‍‌​‍ ‌​ ‌​​ ‌‌​ ‌ ​ ‌‌​ ‍‌​ ‌‌​ ‍‌‌‍​ ‌‍​‍​ ‌ ‌‍‌​​ ​ ​‍‌‍‌ ‌​‌ ‍‌‌ ​​‌‍‌‌​ ‌‌ ​​‌‍​‌‌‍‌ ‌‍‌‌​‍‌‍‌ ​​‌‍​‌‌ ‌​‌‍‍​​ ‌‌ ​​‌‍​‌‌‍‌ ‌‍‌‌‌​​‍‌ ‌‌‌‍‍‌‌‍ ​‌‍‌​‌‍‌‌‌ ​‍​‍‌‌​ ‌‌‌​​‍‌‌ ‌‍‍ ‌‍‌‌‌ ‍‌​‍‌‌​ ​ ‌​‌​​‍‌‌​ ​ ‌​‌​​‍‌‌​ ​‍​ ​‍​ ‍​​ ​ ‌‍​‍‌‍​‌​ ‍​​ ​ ‌‍‌​​ ‌ ​ ‍​​ ‍​​ ‍​‌‍​‍​‍‌‌​ ​‍​ ​‍​‍‌‌​ ‌‌‌​‌​​‍ ‍‌‍​ ‌‍​‌‌ ​‍‌‍ ‌ ‌‌‌ ​ ‌‍‌‌‌‍ ​‌​‍‌‌ ‌​‌‍‌‌‌‍ ‌‌ ​ ​‍‌‌​ ‌‌‌​​‍‌‌ ‌‍‍ ‌‍‌‌‌ ‍‌​‍‌‌​ ​ ‌​‌​​‍‌‌​ ​ ‌​‌​​‍‌‌​ ​‍​ ​‍​ ‌​​ ‌​‌‍‌​‌‍‌​​ ‌‌‌‍‌‍​ ​‌​ ​‍​ ‌‍​ ​‌‌‍​‍‌‍‌‌​ ‌ ‌‍‌‌​ ‌ ​ ‌ ‌‍‌‌​ ​‌​ ​‌​ ​‍​ ‌‌​ ‍​‌‍​‌‌‍‌‍‌‍​‍​ ‌ ​ ‌‍‌‍‌​​ ‍​​ ​‌​ ‍​​ ‍‌​‍‌‌​ ​‍​ ​‍​‍‌‌​ ‌‌‌​‌​​‍ ‍‌‍​ ‌‍​‌‌ ​‍‌‍‌​‌​‌​‌‍‌‌‌ ​ ‌‍​ ‌ ​‍‌‍‍‌‌ ​​‌ ‌​‌‍‍‌‌‍ ‌‍ ‍​‍‌‍‌ ​​‌‍‌‌‌ ​‍‌ ​ ‌ ​​‌‍‌‌‌‍​ ‌ ‌​‌‍‍‌‌ ‌‍‌‍‌‌​ ‌‌ ​​‌ ‌‌‌‍​‍‌‍ ​‌‍‍‌‌ ​ ‌‍‍​‌‍‌‌‌‍‌​​‍​‍‌ ‌
Visit Lucky Strike​​​​‌ ‍ ​‍​‍‌‍ ‌ ​‍‌‍‍‌‌‍‌ ‌‍‍‌‌‍ ‍​‍​‍​ ‍‍​‍​‍‌ ​ ‌‍​‌‌‍ ‍‌‍‍‌‌ ‌​‌ ‍‌​‍ ‍‌‍‍‌‌‍ ​‍​‍​‍ ​​‍​‍‌‍‍​‌ ​‍‌‍‌‌‌‍‌‍​‍​‍​ ‍‍​‍​‍‌‍‍​‌ ‌​‌ ‌​‌ ​​‌ ​ ​ ‍‍​‍ ​‍ ‌‍​ ‌‍‍​‌‍‌‌‌‍ ​‌ ​ ‌‍‌‌‌‍​‌‌ ​​‌‍‍‌‌‍‌‌‌ ​‍‌ ​ ​‍ ‍‌ ​ ‌‍​‌‌‍ ‍‌‍‍‌‌ ‌​‌ ‍‌​‍ ‍‌ ​ ‌ ‌​‌ ‌‌‌‍‌​‌‍‍‌‌‍ ​‍ ‌‍‍‌‌‍ ‍‌ ‌​‌‍‌‌‌‍ ‍‌ ‌​​‍ ‌‍‌‌‌‍‌​‌‍‍‌‌ ‌​​‍ ‌‍ ‌‌‍ ‌‍‌​‌‍‌‌​ ‌‌ ​​‌ ​‍‌‍‌‌‌ ​ ‌‍‌‌‌‍ ‍‌ ‌​‌‍​‌‌ ‌​‌‍‍‌‌‍ ‌‍ ‍​ ‍ ‌‍‍‌‌‍‌​​ ‌​ ​‍​ ‌‌‌‍​ ‌‍‌‌​ ‌​‌‍​‍‌‍​‍‌‍​‌​‍ ‌​ ‌​​ ​​‌‍​‍​ ‌‍​‍ ‌​ ‌​‌‍‌‍‌‍​‌​ ‍​​‍ ‌‌‍​‌‌‍​‌‌‍‌‌​ ‍‌​‍ ‌​ ‌​​ ‌‌​ ‌ ​ ‌‌​ ‍‌​ ‌‌​ ‍‌‌‍​ ‌‍​‍​ ‌ ‌‍‌​​ ​ ​ ‍ ‌ ‌​‌ ‍‌‌ ​​‌‍‌‌​ ‌‌ ​​‌‍​‌‌‍‌ ‌‍‌‌​ ‍ ‌ ​​‌‍​‌‌ ‌​‌‍‍​​ ‌‌ ​​‌‍​‌‌‍‌ ‌‍‌‌‌​​‍‌ ‌‌‌‍‍‌‌‍ ​‌‍‌​‌‍‌‌‌ ​‍​‍‌‌​ ‌‌‌​​‍‌‌ ‌‍‍ ‌‍‌‌‌ ‍‌​‍‌‌​ ​ ‌​‌​​‍‌‌​ ​ ‌​‌​​‍‌‌​ ​‍​ ​‍​ ‍​​ ​ ‌‍​‍‌‍​‌​ ‍​​ ​ ‌‍‌​​ ‌ ​ ‍​​ ‍​​ ‍​‌‍​‍​‍‌‌​ ​‍​ ​‍​‍‌‌​ ‌‌‌​‌​​‍ ‍‌‍​ ‌‍​‌‌ ​‍‌‍ ‌ ‌‌‌ ​ ‌‍‌‌‌‍ ​‌​‍‌‌ ‌​‌‍‌‌‌‍ ‌‌ ​ ​‍‌‌​ ‌‌‌​​‍‌‌ ‌‍‍ ‌‍‌‌‌ ‍‌​‍‌‌​ ​ ‌​‌​​‍‌‌​ ​ ‌​‌​​‍‌‌​ ​‍​ ​‍​ ‌​​ ‌​‌‍‌​‌‍‌​​ ‌‌‌‍‌‍​ ​‌​ ​‍​ ‌‍​ ​‌‌‍​‍‌‍‌‌​ ‌ ‌‍‌‌​ ‌ ​ ‌ ‌‍‌‌​ ​‌​ ​‌​ ​‍​ ‌‌​ ‍​‌‍​‌‌‍‌‍‌‍​‍​ ‌ ​ ‌‍‌‍‌​​ ‍​​ ​‌​ ‍​​ ‍‌​‍‌‌​ ​‍​ ​‍​‍‌‌​ ‌‌‌​‌​​‍ ‍‌‍​‍‌ ‌‌‌ ‌​‌ ‌​‌‍ ‌‍ ‍‌ ​ ​‍‌‌​ ‌‌‌​​‍‌‌ ‌‍‍ ‌‍‌‌‌ ‍‌​‍‌‌​ ​ ‌​‌​​‍‌‌​ ​ ‌​‌​​‍‌‌​ ​‍​ ​‍‌‍​‍‌‍‌‍​ ‍​‌‍​ ​ ​ ​ ‌​‌‍​‌​ ​ ‌‍​‍​ ​‌​ ‌ ​ ‌‍​‍‌‌​ ​‍​ ​‍​‍‌‌​ ‌‌‌​‌​​‍ ‍‌ ‌​‌‍‌‌‌ ‍​‌ ‌​​ ‌‍​‍‌‍​‌‌ ​ ‌‍‌‌‌‌‌‌‌ ​‍‌‍ ​​ ‌‌‍‍​‌ ‌​‌ ‌​‌ ​​‌ ​ ​‍‌‌​ ​ ‌​​‌​‍‌‌​ ​‍‌​‌‍​‍‌‌​ ​‍‌​‌‍‌‍​ ‌‍‍​‌‍‌‌‌‍ ​‌ ​ ‌‍‌‌‌‍​‌‌ ​​‌‍‍‌‌‍‌‌‌ ​‍‌ ​ ​‍ ‍‌ ​ ‌‍​‌‌‍ ‍‌‍‍‌‌ ‌​‌ ‍‌​‍ ‍‌ ​ ‌ ‌​‌ ‌‌‌‍‌​‌‍‍‌‌‍ ​‍‌‍‌‍‍‌‌‍‌​​ ‌​ ​‍​ ‌‌‌‍​ ‌‍‌‌​ ‌​‌‍​‍‌‍​‍‌‍​‌​‍ ‌​ ‌​​ ​​‌‍​‍​ ‌‍​‍ ‌​ ‌​‌‍‌‍‌‍​‌​ ‍​​‍ ‌‌‍​‌‌‍​‌‌‍‌‌​ ‍‌​‍ ‌​ ‌​​ ‌‌​ ‌ ​ ‌‌​ ‍‌​ ‌‌​ ‍‌‌‍​ ‌‍​‍​ ‌ ‌‍‌​​ ​ ​‍‌‍‌ ‌​‌ ‍‌‌ ​​‌‍‌‌​ ‌‌ ​​‌‍​‌‌‍‌ ‌‍‌‌​‍‌‍‌ ​​‌‍​‌‌ ‌​‌‍‍​​ ‌‌ ​​‌‍​‌‌‍‌ ‌‍‌‌‌​​‍‌ ‌‌‌‍‍‌‌‍ ​‌‍‌​‌‍‌‌‌ ​‍​‍‌‌​ ‌‌‌​​‍‌‌ ‌‍‍ ‌‍‌‌‌ ‍‌​‍‌‌​ ​ ‌​‌​​‍‌‌​ ​ ‌​‌​​‍‌‌​ ​‍​ ​‍​ ‍​​ ​ ‌‍​‍‌‍​‌​ ‍​​ ​ ‌‍‌​​ ‌ ​ ‍​​ ‍​​ ‍​‌‍​‍​‍‌‌​ ​‍​ ​‍​‍‌‌​ ‌‌‌​‌​​‍ ‍‌‍​ ‌‍​‌‌ ​‍‌‍ ‌ ‌‌‌ ​ ‌‍‌‌‌‍ ​‌​‍‌‌ ‌​‌‍‌‌‌‍ ‌‌ ​ ​‍‌‌​ ‌‌‌​​‍‌‌ ‌‍‍ ‌‍‌‌‌ ‍‌​‍‌‌​ ​ ‌​‌​​‍‌‌​ ​ ‌​‌​​‍‌‌​ ​‍​ ​‍​ ‌​​ ‌​‌‍‌​‌‍‌​​ ‌‌‌‍‌‍​ ​‌​ ​‍​ ‌‍​ ​‌‌‍​‍‌‍‌‌​ ‌ ‌‍‌‌​ ‌ ​ ‌ ‌‍‌‌​ ​‌​ ​‌​ ​‍​ ‌‌​ ‍​‌‍​‌‌‍‌‍‌‍​‍​ ‌ ​ ‌‍‌‍‌​​ ‍​​ ​‌​ ‍​​ ‍‌​‍‌‌​ ​‍​ ​‍​‍‌‌​ ‌‌‌​‌​​‍ ‍‌‍​‍‌ ‌‌‌ ‌​‌ ‌​‌‍ ‌‍ ‍‌ ​ ​‍‌‌​ ‌‌‌​​‍‌‌ ‌‍‍ ‌‍‌‌‌ ‍‌​‍‌‌​ ​ ‌​‌​​‍‌‌​ ​ ‌​‌​​‍‌‌​ ​‍​ ​‍‌‍​‍‌‍‌‍​ ‍​‌‍​ ​ ​ ​ ‌​‌‍​‌​ ​ ‌‍​‍​ ​‌​ ‌ ​ ‌‍​‍‌‌​ ​‍​ ​‍​‍‌‌​ ‌‌‌​‌​​‍ ‍‌ ‌​‌‍‌‌‌ ‍​‌ ‌​​‍‌‍‌ ​​‌‍‌‌‌ ​‍‌ ​ ‌ ​​‌‍‌‌‌‍​ ‌ ‌​‌‍‍‌‌ ‌‍‌‍‌‌​ ‌‌ ​​‌ ‌‌‌‍​‍‌‍ ​‌‍‍‌‌ ​ ‌‍‍​‌‍‌‌‌‍‌​​‍​‍‌ ‌
Marina​​​​‌ ‍ ​‍​‍‌‍ ‌ ​‍‌‍‍‌‌‍‌ ‌‍‍‌‌‍ ‍​‍​‍​ ‍‍​‍​‍‌ ​ ‌‍​‌‌‍ ‍‌‍‍‌‌ ‌​‌ ‍‌​‍ ‍‌‍‍‌‌‍ ​‍​‍​‍ ​​‍​‍‌‍‍​‌ ​‍‌‍‌‌‌‍‌‍​‍​‍​ ‍‍​‍​‍‌‍‍​‌ ‌​‌ ‌​‌ ​​‌ ​ ​ ‍‍​‍ ​‍ ‌‍​ ‌‍‍​‌‍‌‌‌‍ ​‌ ​ ‌‍‌‌‌‍​‌‌ ​​‌‍‍‌‌‍‌‌‌ ​‍‌ ​ ​‍ ‍‌ ​ ‌‍​‌‌‍ ‍‌‍‍‌‌ ‌​‌ ‍‌​‍ ‍‌ ​ ‌ ‌​‌ ‌‌‌‍‌​‌‍‍‌‌‍ ​‍ ‌‍‍‌‌‍ ‍‌ ‌​‌‍‌‌‌‍ ‍‌ ‌​​‍ ‌‍‌‌‌‍‌​‌‍‍‌‌ ‌​​‍ ‌‍ ‌‌‍ ‌‍‌​‌‍‌‌​ ‌‌ ​​‌ ​‍‌‍‌‌‌ ​ ‌‍‌‌‌‍ ‍‌ ‌​‌‍​‌‌ ‌​‌‍‍‌‌‍ ‌‍ ‍​ ‍ ‌‍‍‌‌‍‌​​ ‌​ ​‍​ ‌‌‌‍​ ‌‍‌‌​ ‌​‌‍​‍‌‍​‍‌‍​‌​‍ ‌​ ‌​​ ​​‌‍​‍​ ‌‍​‍ ‌​ ‌​‌‍‌‍‌‍​‌​ ‍​​‍ ‌‌‍​‌‌‍​‌‌‍‌‌​ ‍‌​‍ ‌​ ‌​​ ‌‌​ ‌ ​ ‌‌​ ‍‌​ ‌‌​ ‍‌‌‍​ ‌‍​‍​ ‌ ‌‍‌​​ ​ ​ ‍ ‌ ‌​‌ ‍‌‌ ​​‌‍‌‌​ ‌‌ ​​‌‍​‌‌‍‌ ‌‍‌‌​ ‍ ‌ ​​‌‍​‌‌ ‌​‌‍‍​​ ‌‌ ​​‌‍​‌‌‍‌ ‌‍‌‌‌​​‍‌ ‌‌‌‍‍‌‌‍ ​‌‍‌​‌‍‌‌‌ ​‍​‍‌‌​ ‌‌‌​​‍‌‌ ‌‍‍ ‌‍‌‌‌ ‍‌​‍‌‌​ ​ ‌​‌​​‍‌‌​ ​ ‌​‌​​‍‌‌​ ​‍​ ​‍​ ‍​​ ​ ‌‍​‍‌‍​‌​ ‍​​ ​ ‌‍‌​​ ‌ ​ ‍​​ ‍​​ ‍​‌‍​‍​‍‌‌​ ​‍​ ​‍​‍‌‌​ ‌‌‌​‌​​‍ ‍‌‍​ ‌‍​‌‌ ​‍‌‍ ‌ ‌‌‌ ​ ‌‍‌‌‌‍ ​‌​‍‌‌ ‌​‌‍‌‌‌‍ ‌‌ ​ ​‍‌‌​ ‌‌‌​​‍‌‌ ‌‍‍ ‌‍‌‌‌ ‍‌​‍‌‌​ ​ ‌​‌​​‍‌‌​ ​ ‌​‌​​‍‌‌​ ​‍​ ​‍​ ​‌‌‍​‌​ ‍​​ ​‌​ ‍​‌‍‌‍‌‍​ ​ ‌‍​ ‌ ‌‍‌‍​ ‍‌​ ‍​​ ​‍‌‍‌‍‌‍‌​​ ​‌​ ‍​​ ​‍​ ​‌​ ‌ ‌‍​‍‌‍‌‍​ ‌‌​ ​ ​ ‌​‌‍‌‍‌‍​ ‌‍​ ​ ​‌​ ​​‌‍‌‌​ ‌‌​‍‌‌​ ​‍​ ​‍​‍‌‌​ ‌‌‌​‌​​‍ ‍‌‍​ ‌‍​‌‌ ​‍‌‍‌​‌‌‌​‌‍‍‌‌ ‌​‌‍ ​‌‍‌‌​ ‌‍​‍‌‍​‌‌ ​ ‌‍‌‌‌‌‌‌‌ ​‍‌‍ ​​ ‌‌‍‍​‌ ‌​‌ ‌​‌ ​​‌ ​ ​‍‌‌​ ​ ‌​​‌​‍‌‌​ ​‍‌​‌‍​‍‌‌​ ​‍‌​‌‍‌‍​ ‌‍‍​‌‍‌‌‌‍ ​‌ ​ ‌‍‌‌‌‍​‌‌ ​​‌‍‍‌‌‍‌‌‌ ​‍‌ ​ ​‍ ‍‌ ​ ‌‍​‌‌‍ ‍‌‍‍‌‌ ‌​‌ ‍‌​‍ ‍‌ ​ ‌ ‌​‌ ‌‌‌‍‌​‌‍‍‌‌‍ ​‍‌‍‌‍‍‌‌‍‌​​ ‌​ ​‍​ ‌‌‌‍​ ‌‍‌‌​ ‌​‌‍​‍‌‍​‍‌‍​‌​‍ ‌​ ‌​​ ​​‌‍​‍​ ‌‍​‍ ‌​ ‌​‌‍‌‍‌‍​‌​ ‍​​‍ ‌‌‍​‌‌‍​‌‌‍‌‌​ ‍‌​‍ ‌​ ‌​​ ‌‌​ ‌ ​ ‌‌​ ‍‌​ ‌‌​ ‍‌‌‍​ ‌‍​‍​ ‌ ‌‍‌​​ ​ ​‍‌‍‌ ‌​‌ ‍‌‌ ​​‌‍‌‌​ ‌‌ ​​‌‍​‌‌‍‌ ‌‍‌‌​‍‌‍‌ ​​‌‍​‌‌ ‌​‌‍‍​​ ‌‌ ​​‌‍​‌‌‍‌ ‌‍‌‌‌​​‍‌ ‌‌‌‍‍‌‌‍ ​‌‍‌​‌‍‌‌‌ ​‍​‍‌‌​ ‌‌‌​​‍‌‌ ‌‍‍ ‌‍‌‌‌ ‍‌​‍‌‌​ ​ ‌​‌​​‍‌‌​ ​ ‌​‌​​‍‌‌​ ​‍​ ​‍​ ‍​​ ​ ‌‍​‍‌‍​‌​ ‍​​ ​ ‌‍‌​​ ‌ ​ ‍​​ ‍​​ ‍​‌‍​‍​‍‌‌​ ​‍​ ​‍​‍‌‌​ ‌‌‌​‌​​‍ ‍‌‍​ ‌‍​‌‌ ​‍‌‍ ‌ ‌‌‌ ​ ‌‍‌‌‌‍ ​‌​‍‌‌ ‌​‌‍‌‌‌‍ ‌‌ ​ ​‍‌‌​ ‌‌‌​​‍‌‌ ‌‍‍ ‌‍‌‌‌ ‍‌​‍‌‌​ ​ ‌​‌​​‍‌‌​ ​ ‌​‌​​‍‌‌​ ​‍​ ​‍​ ​‌‌‍​‌​ ‍​​ ​‌​ ‍​‌‍‌‍‌‍​ ​ ‌‍​ ‌ ‌‍‌‍​ ‍‌​ ‍​​ ​‍‌‍‌‍‌‍‌​​ ​‌​ ‍​​ ​‍​ ​‌​ ‌ ‌‍​‍‌‍‌‍​ ‌‌​ ​ ​ ‌​‌‍‌‍‌‍​ ‌‍​ ​ ​‌​ ​​‌‍‌‌​ ‌‌​‍‌‌​ ​‍​ ​‍​‍‌‌​ ‌‌‌​‌​​‍ ‍‌‍​ ‌‍​‌‌ ​‍‌‍‌​‌‌‌​‌‍‍‌‌ ‌​‌‍ ​‌‍‌‌​‍‌‍‌ ​​‌‍‌‌‌ ​‍‌ ​ ‌ ​​‌‍‌‌‌‍​ ‌ ‌​‌‍‍‌‌ ‌‍‌‍‌‌​ ‌‌ ​​‌ ‌‌‌‍​‍‌‍ ​‌‍‍‌‌ ​ ‌‍‍​‌‍‌‌‌‍‌​​‍​‍‌ ‌
The Chelsea Piers Marina is New York City's premier marina with
docking and extensive amenities for vessels of all sizes.​​​​‌ ‍ ​‍​‍‌‍ ‌ ​‍‌‍‍‌‌‍‌ ‌‍‍‌‌‍ ‍​‍​‍​ ‍‍​‍​‍‌ ​ ‌‍​‌‌‍ ‍‌‍‍‌‌ ‌​‌ ‍‌​‍ ‍‌‍‍‌‌‍ ​‍​‍​‍ ​​‍​‍‌‍‍​‌ ​‍‌‍‌‌‌‍‌‍​‍​‍​ ‍‍​‍​‍‌‍‍​‌ ‌​‌ ‌​‌ ​​‌ ​ ​ ‍‍​‍ ​‍ ‌‍​ ‌‍‍​‌‍‌‌‌‍ ​‌ ​ ‌‍‌‌‌‍​‌‌ ​​‌‍‍‌‌‍‌‌‌ ​‍‌ ​ ​‍ ‍‌ ​ ‌‍​‌‌‍ ‍‌‍‍‌‌ ‌​‌ ‍‌​‍ ‍‌ ​ ‌ ‌​‌ ‌‌‌‍‌​‌‍‍‌‌‍ ​‍ ‌‍‍‌‌‍ ‍‌ ‌​‌‍‌‌‌‍ ‍‌ ‌​​‍ ‌‍‌‌‌‍‌​‌‍‍‌‌ ‌​​‍ ‌‍ ‌‌‍ ‌‍‌​‌‍‌‌​ ‌‌ ​​‌ ​‍‌‍‌‌‌ ​ ‌‍‌‌‌‍ ‍‌ ‌​‌‍​‌‌ ‌​‌‍‍‌‌‍ ‌‍ ‍​ ‍ ‌‍‍‌‌‍‌​​ ‌​ ​‍​ ‌‌‌‍​ ‌‍‌‌​ ‌​‌‍​‍‌‍​‍‌‍​‌​‍ ‌​ ‌​​ ​​‌‍​‍​ ‌‍​‍ ‌​ ‌​‌‍‌‍‌‍​‌​ ‍​​‍ ‌‌‍​‌‌‍​‌‌‍‌‌​ ‍‌​‍ ‌​ ‌​​ ‌‌​ ‌ ​ ‌‌​ ‍‌​ ‌‌​ ‍‌‌‍​ ‌‍​‍​ ‌ ‌‍‌​​ ​ ​ ‍ ‌ ‌​‌ ‍‌‌ ​​‌‍‌‌​ ‌‌ ​​‌‍​‌‌‍‌ ‌‍‌‌​ ‍ ‌ ​​‌‍​‌‌ ‌​‌‍‍​​ ‌‌ ​​‌‍​‌‌‍‌ ‌‍‌‌‌​​‍‌ ‌‌‌‍‍‌‌‍ ​‌‍‌​‌‍‌‌‌ ​‍​‍‌‌​ ‌‌‌​​‍‌‌ ‌‍‍ ‌‍‌‌‌ ‍‌​‍‌‌​ ​ ‌​‌​​‍‌‌​ ​ ‌​‌​​‍‌‌​ ​‍​ ​‍​ ‍​​ ​ ‌‍​‍‌‍​‌​ ‍​​ ​ ‌‍‌​​ ‌ ​ ‍​​ ‍​​ ‍​‌‍​‍​‍‌‌​ ​‍​ ​‍​‍‌‌​ ‌‌‌​‌​​‍ ‍‌‍​ ‌‍​‌‌ ​‍‌‍ ‌ ‌‌‌ ​ ‌‍‌‌‌‍ ​‌​‍‌‌ ‌​‌‍‌‌‌‍ ‌‌ ​ ​‍‌‌​ ‌‌‌​​‍‌‌ ‌‍‍ ‌‍‌‌‌ ‍‌​‍‌‌​ ​ ‌​‌​​‍‌‌​ ​ ‌​‌​​‍‌‌​ ​‍​ ​‍​ ​‌‌‍​‌​ ‍​​ ​‌​ ‍​‌‍‌‍‌‍​ ​ ‌‍​ ‌ ‌‍‌‍​ ‍‌​ ‍​​ ​‍‌‍‌‍‌‍‌​​ ​‌​ ‍​​ ​‍​ ​‌​ ‌ ‌‍​‍‌‍‌‍​ ‌‌​ ​ ​ ‌​‌‍‌‍‌‍​ ‌‍​ ​ ​‌​ ​​‌‍‌‌​ ‌‌​‍‌‌​ ​‍​ ​‍​‍‌‌​ ‌‌‌​‌​​‍ ‍‌‍​ ‌‍​‌‌ ​‍‌‍‌​‌​‌​‌‍‌‌‌ ​ ‌‍​ ‌ ​‍‌‍‍‌‌ ​​‌ ‌​‌‍‍‌‌‍ ‌‍ ‍​ ‌‍​‍‌‍​‌‌ ​ ‌‍‌‌‌‌‌‌‌ ​‍‌‍ ​​ ‌‌‍‍​‌ ‌​‌ ‌​‌ ​​‌ ​ ​‍‌‌​ ​ ‌​​‌​‍‌‌​ ​‍‌​‌‍​‍‌‌​ ​‍‌​‌‍‌‍​ ‌‍‍​‌‍‌‌‌‍ ​‌ ​ ‌‍‌‌‌‍​‌‌ ​​‌‍‍‌‌‍‌‌‌ ​‍‌ ​ ​‍ ‍‌ ​ ‌‍​‌‌‍ ‍‌‍‍‌‌ ‌​‌ ‍‌​‍ ‍‌ ​ ‌ ‌​‌ ‌‌‌‍‌​‌‍‍‌‌‍ ​‍‌‍‌‍‍‌‌‍‌​​ ‌​ ​‍​ ‌‌‌‍​ ‌‍‌‌​ ‌​‌‍​‍‌‍​‍‌‍​‌​‍ ‌​ ‌​​ ​​‌‍​‍​ ‌‍​‍ ‌​ ‌​‌‍‌‍‌‍​‌​ ‍​​‍ ‌‌‍​‌‌‍​‌‌‍‌‌​ ‍‌​‍ ‌​ ‌​​ ‌‌​ ‌ ​ ‌‌​ ‍‌​ ‌‌​ ‍‌‌‍​ ‌‍​‍​ ‌ ‌‍‌​​ ​ ​‍‌‍‌ ‌​‌ ‍‌‌ ​​‌‍‌‌​ ‌‌ ​​‌‍​‌‌‍‌ ‌‍‌‌​‍‌‍‌ ​​‌‍​‌‌ ‌​‌‍‍​​ ‌‌ ​​‌‍​‌‌‍‌ ‌‍‌‌‌​​‍‌ ‌‌‌‍‍‌‌‍ ​‌‍‌​‌‍‌‌‌ ​‍​‍‌‌​ ‌‌‌​​‍‌‌ ‌‍‍ ‌‍‌‌‌ ‍‌​‍‌‌​ ​ ‌​‌​​‍‌‌​ ​ ‌​‌​​‍‌‌​ ​‍​ ​‍​ ‍​​ ​ ‌‍​‍‌‍​‌​ ‍​​ ​ ‌‍‌​​ ‌ ​ ‍​​ ‍​​ ‍​‌‍​‍​‍‌‌​ ​‍​ ​‍​‍‌‌​ ‌‌‌​‌​​‍ ‍‌‍​ ‌‍​‌‌ ​‍‌‍ ‌ ‌‌‌ ​ ‌‍‌‌‌‍ ​‌​‍‌‌ ‌​‌‍‌‌‌‍ ‌‌ ​ ​‍‌‌​ ‌‌‌​​‍‌‌ ‌‍‍ ‌‍‌‌‌ ‍‌​‍‌‌​ ​ ‌​‌​​‍‌‌​ ​ ‌​‌​​‍‌‌​ ​‍​ ​‍​ ​‌‌‍​‌​ ‍​​ ​‌​ ‍​‌‍‌‍‌‍​ ​ ‌‍​ ‌ ‌‍‌‍​ ‍‌​ ‍​​ ​‍‌‍‌‍‌‍‌​​ ​‌​ ‍​​ ​‍​ ​‌​ ‌ ‌‍​‍‌‍‌‍​ ‌‌​ ​ ​ ‌​‌‍‌‍‌‍​ ‌‍​ ​ ​‌​ ​​‌‍‌‌​ ‌‌​‍‌‌​ ​‍​ ​‍​‍‌‌​ ‌‌‌​‌​​‍ ‍‌‍​ ‌‍​‌‌ ​‍‌‍‌​‌​‌​‌‍‌‌‌ ​ ‌‍​ ‌ ​‍‌‍‍‌‌ ​​‌ ‌​‌‍‍‌‌‍ ‌‍ ‍​‍‌‍‌ ​​‌‍‌‌‌ ​‍‌ ​ ‌ ​​‌‍‌‌‌‍​ ‌ ‌​‌‍‍‌‌ ‌‍‌‍‌‌​ ‌‌ ​​‌ ‌‌‌‍​‍‌‍ ​‌‍‍‌‌ ​ ‌‍‍​‌‍‌‌‌‍‌​​‍​‍‌ ‌
Learn More​​​​‌ ‍ ​‍​‍‌‍ ‌ ​‍‌‍‍‌‌‍‌ ‌‍‍‌‌‍ ‍​‍​‍​ ‍‍​‍​‍‌ ​ ‌‍​‌‌‍ ‍‌‍‍‌‌ ‌​‌ ‍‌​‍ ‍‌‍‍‌‌‍ ​‍​‍​‍ ​​‍​‍‌‍‍​‌ ​‍‌‍‌‌‌‍‌‍​‍​‍​ ‍‍​‍​‍‌‍‍​‌ ‌​‌ ‌​‌ ​​‌ ​ ​ ‍‍​‍ ​‍ ‌‍​ ‌‍‍​‌‍‌‌‌‍ ​‌ ​ ‌‍‌‌‌‍​‌‌ ​​‌‍‍‌‌‍‌‌‌ ​‍‌ ​ ​‍ ‍‌ ​ ‌‍​‌‌‍ ‍‌‍‍‌‌ ‌​‌ ‍‌​‍ ‍‌ ​ ‌ ‌​‌ ‌‌‌‍‌​‌‍‍‌‌‍ ​‍ ‌‍‍‌‌‍ ‍‌ ‌​‌‍‌‌‌‍ ‍‌ ‌​​‍ ‌‍‌‌‌‍‌​‌‍‍‌‌ ‌​​‍ ‌‍ ‌‌‍ ‌‍‌​‌‍‌‌​ ‌‌ ​​‌ ​‍‌‍‌‌‌ ​ ‌‍‌‌‌‍ ‍‌ ‌​‌‍​‌‌ ‌​‌‍‍‌‌‍ ‌‍ ‍​ ‍ ‌‍‍‌‌‍‌​​ ‌​ ​‍​ ‌‌‌‍​ ‌‍‌‌​ ‌​‌‍​‍‌‍​‍‌‍​‌​‍ ‌​ ‌​​ ​​‌‍​‍​ ‌‍​‍ ‌​ ‌​‌‍‌‍‌‍​‌​ ‍​​‍ ‌‌‍​‌‌‍​‌‌‍‌‌​ ‍‌​‍ ‌​ ‌​​ ‌‌​ ‌ ​ ‌‌​ ‍‌​ ‌‌​ ‍‌‌‍​ ‌‍​‍​ ‌ ‌‍‌​​ ​ ​ ‍ ‌ ‌​‌ ‍‌‌ ​​‌‍‌‌​ ‌‌ ​​‌‍​‌‌‍‌ ‌‍‌‌​ ‍ ‌ ​​‌‍​‌‌ ‌​‌‍‍​​ ‌‌ ​​‌‍​‌‌‍‌ ‌‍‌‌‌​​‍‌ ‌‌‌‍‍‌‌‍ ​‌‍‌​‌‍‌‌‌ ​‍​‍‌‌​ ‌‌‌​​‍‌‌ ‌‍‍ ‌‍‌‌‌ ‍‌​‍‌‌​ ​ ‌​‌​​‍‌‌​ ​ ‌​‌​​‍‌‌​ ​‍​ ​‍​ ‍​​ ​ ‌‍​‍‌‍​‌​ ‍​​ ​ ‌‍‌​​ ‌ ​ ‍​​ ‍​​ ‍​‌‍​‍​‍‌‌​ ​‍​ ​‍​‍‌‌​ ‌‌‌​‌​​‍ ‍‌‍​ ‌‍​‌‌ ​‍‌‍ ‌ ‌‌‌ ​ ‌‍‌‌‌‍ ​‌​‍‌‌ ‌​‌‍‌‌‌‍ ‌‌ ​ ​‍‌‌​ ‌‌‌​​‍‌‌ ‌‍‍ ‌‍‌‌‌ ‍‌​‍‌‌​ ​ ‌​‌​​‍‌‌​ ​ ‌​‌​​‍‌‌​ ​‍​ ​‍​ ​‌‌‍​‌​ ‍​​ ​‌​ ‍​‌‍‌‍‌‍​ ​ ‌‍​ ‌ ‌‍‌‍​ ‍‌​ ‍​​ ​‍‌‍‌‍‌‍‌​​ ​‌​ ‍​​ ​‍​ ​‌​ ‌ ‌‍​‍‌‍‌‍​ ‌‌​ ​ ​ ‌​‌‍‌‍‌‍​ ‌‍​ ​ ​‌​ ​​‌‍‌‌​ ‌‌​‍‌‌​ ​‍​ ​‍​‍‌‌​ ‌‌‌​‌​​‍ ‍‌‍​‍‌ ‌‌‌ ‌​‌ ‌​‌‍ ‌‍ ‍‌ ​ ​‍‌‌​ ‌‌‌​​‍‌‌ ‌‍‍ ‌‍‌‌‌ ‍‌​‍‌‌​ ​ ‌​‌​​‍‌‌​ ​ ‌​‌​​‍‌‌​ ​‍​ ​‍‌‍​‍‌‍‌‍​ ‍​‌‍​ ​ ​ ​ ‌​‌‍​‌​ ​ ‌‍​‍​ ​‌​ ‌ ​ ‌‍​‍‌‌​ ​‍​ ​‍​‍‌‌​ ‌‌‌​‌​​‍ ‍‌ ‌​‌‍‌‌‌ ‍​‌ ‌​​ ‌‍​‍‌‍​‌‌ ​ ‌‍‌‌‌‌‌‌‌ ​‍‌‍ ​​ ‌‌‍‍​‌ ‌​‌ ‌​‌ ​​‌ ​ ​‍‌‌​ ​ ‌​​‌​‍‌‌​ ​‍‌​‌‍​‍‌‌​ ​‍‌​‌‍‌‍​ ‌‍‍​‌‍‌‌‌‍ ​‌ ​ ‌‍‌‌‌‍​‌‌ ​​‌‍‍‌‌‍‌‌‌ ​‍‌ ​ ​‍ ‍‌ ​ ‌‍​‌‌‍ ‍‌‍‍‌‌ ‌​‌ ‍‌​‍ ‍‌ ​ ‌ ‌​‌ ‌‌‌‍‌​‌‍‍‌‌‍ ​‍‌‍‌‍‍‌‌‍‌​​ ‌​ ​‍​ ‌‌‌‍​ ‌‍‌‌​ ‌​‌‍​‍‌‍​‍‌‍​‌​‍ ‌​ ‌​​ ​​‌‍​‍​ ‌‍​‍ ‌​ ‌​‌‍‌‍‌‍​‌​ ‍​​‍ ‌‌‍​‌‌‍​‌‌‍‌‌​ ‍‌​‍ ‌​ ‌​​ ‌‌​ ‌ ​ ‌‌​ ‍‌​ ‌‌​ ‍‌‌‍​ ‌‍​‍​ ‌ ‌‍‌​​ ​ ​‍‌‍‌ ‌​‌ ‍‌‌ ​​‌‍‌‌​ ‌‌ ​​‌‍​‌‌‍‌ ‌‍‌‌​‍‌‍‌ ​​‌‍​‌‌ ‌​‌‍‍​​ ‌‌ ​​‌‍​‌‌‍‌ ‌‍‌‌‌​​‍‌ ‌‌‌‍‍‌‌‍ ​‌‍‌​‌‍‌‌‌ ​‍​‍‌‌​ ‌‌‌​​‍‌‌ ‌‍‍ ‌‍‌‌‌ ‍‌​‍‌‌​ ​ ‌​‌​​‍‌‌​ ​ ‌​‌​​‍‌‌​ ​‍​ ​‍​ ‍​​ ​ ‌‍​‍‌‍​‌​ ‍​​ ​ ‌‍‌​​ ‌ ​ ‍​​ ‍​​ ‍​‌‍​‍​‍‌‌​ ​‍​ ​‍​‍‌‌​ ‌‌‌​‌​​‍ ‍‌‍​ ‌‍​‌‌ ​‍‌‍ ‌ ‌‌‌ ​ ‌‍‌‌‌‍ ​‌​‍‌‌ ‌​‌‍‌‌‌‍ ‌‌ ​ ​‍‌‌​ ‌‌‌​​‍‌‌ ‌‍‍ ‌‍‌‌‌ ‍‌​‍‌‌​ ​ ‌​‌​​‍‌‌​ ​ ‌​‌​​‍‌‌​ ​‍​ ​‍​ ​‌‌‍​‌​ ‍​​ ​‌​ ‍​‌‍‌‍‌‍​ ​ ‌‍​ ‌ ‌‍‌‍​ ‍‌​ ‍​​ ​‍‌‍‌‍‌‍‌​​ ​‌​ ‍​​ ​‍​ ​‌​ ‌ ‌‍​‍‌‍‌‍​ ‌‌​ ​ ​ ‌​‌‍‌‍‌‍​ ‌‍​ ​ ​‌​ ​​‌‍‌‌​ ‌‌​‍‌‌​ ​‍​ ​‍​‍‌‌​ ‌‌‌​‌​​‍ ‍‌‍​‍‌ ‌‌‌ ‌​‌ ‌​‌‍ ‌‍ ‍‌ ​ ​‍‌‌​ ‌‌‌​​‍‌‌ ‌‍‍ ‌‍‌‌‌ ‍‌​‍‌‌​ ​ ‌​‌​​‍‌‌​ ​ ‌​‌​​‍‌‌​ ​‍​ ​‍‌‍​‍‌‍‌‍​ ‍​‌‍​ ​ ​ ​ ‌​‌‍​‌​ ​ ‌‍​‍​ ​‌​ ‌ ​ ‌‍​‍‌‌​ ​‍​ ​‍​‍‌‌​ ‌‌‌​‌​​‍ ‍‌ ‌​‌‍‌‌‌ ‍​‌ ‌​​‍‌‍‌ ​​‌‍‌‌‌ ​‍‌ ​ ‌ ​​‌‍‌‌‌‍​ ‌ ‌​‌‍‍‌‌ ‌‍‌‍‌‌​ ‌‌ ​​‌ ‌‌‌‍​‍‌‍ ​‌‍‍‌‌ ​ ‌‍‍​‌‍‌‌‌‍‌​​‍​‍‌ ‌